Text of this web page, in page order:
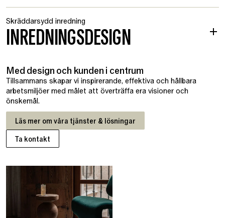
Skräddarsydd inredning
INREDNINGSDESIGN
Med design och kunden i centrum
Tillsammans skapar vi inspirerande, effektiva och hållbara
arbetsmiljöer med målet att överträffa era visioner och
önskemål.
Läs mer om våra tjänster & lösningar
Ta kontakt